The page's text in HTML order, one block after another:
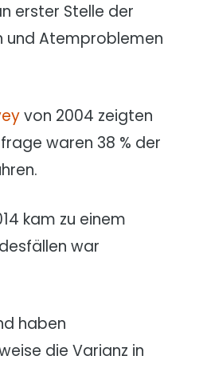
erster Stelle der
und Atemproblemen
von 2004 zeigten
waren 38 % der
kam zu einem
war
haben
die Varianz in